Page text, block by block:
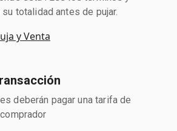
totalidad antes de pujar.
y Venta
deberán pagar una tarifa de